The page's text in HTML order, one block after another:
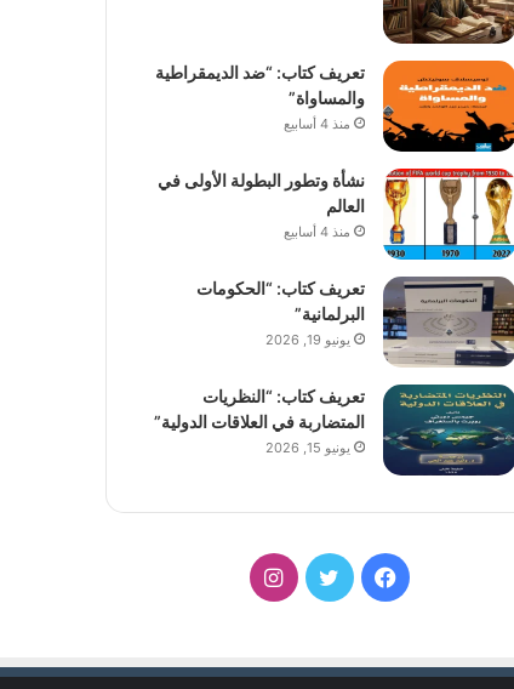
تعريف كتاب: “ضد الديمقراطية
والمساواة”
منذ 4 أسابيع
نشأة وتطور البطولة الأولى في
العالم
منذ 4 أسابيع
تعريف كتاب: “الحكومات
البرلمانية”
يونيو 19, 2026
تعريف كتاب: “النظريات
المتضاربة في العلاقات الدولية”
يونيو 15, 2026
فيسبوكتويتر انستقرام